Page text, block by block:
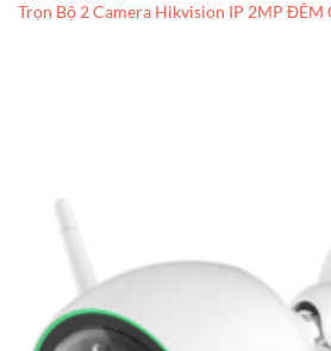
Trọn Bộ 2 Camera Hikvision IP 2MP ĐÊM